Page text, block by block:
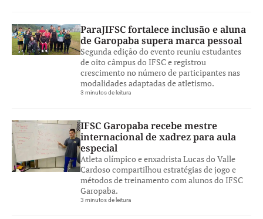
ParaJIFSC fortalece inclusão e aluna
de Garopaba supera marca pessoal
Segunda edição do evento reuniu estudantes
de oito câmpus do IFSC e registrou
crescimento no número de participantes nas
modalidades adaptadas de atletismo.
3 minutos de leitura
IFSC Garopaba recebe mestre
internacional de xadrez para aula
especial
Atleta olímpico e enxadrista Lucas do Valle
Cardoso compartilhou estratégias de jogo e
métodos de treinamento com alunos do IFSC
Garopaba.
3 minutos de leitura